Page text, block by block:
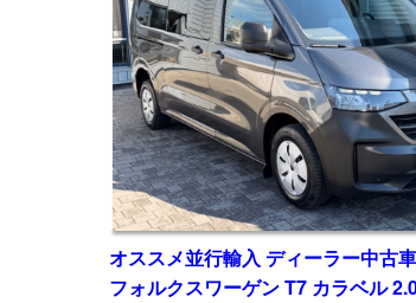
オススメ並行輸入 ディーラー中古
フォルクスワーゲン T7 カラベル